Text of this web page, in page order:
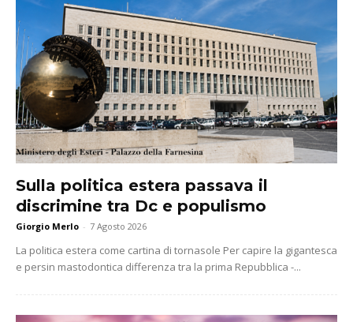
Sulla politica estera passava il
discrimine tra Dc e populismo
Giorgio Merlo - 7 Agosto 2026
La politica estera come cartina di tornasole Per capire la gigantesca
e persin mastodontica differenza tra la prima Repubblica -...